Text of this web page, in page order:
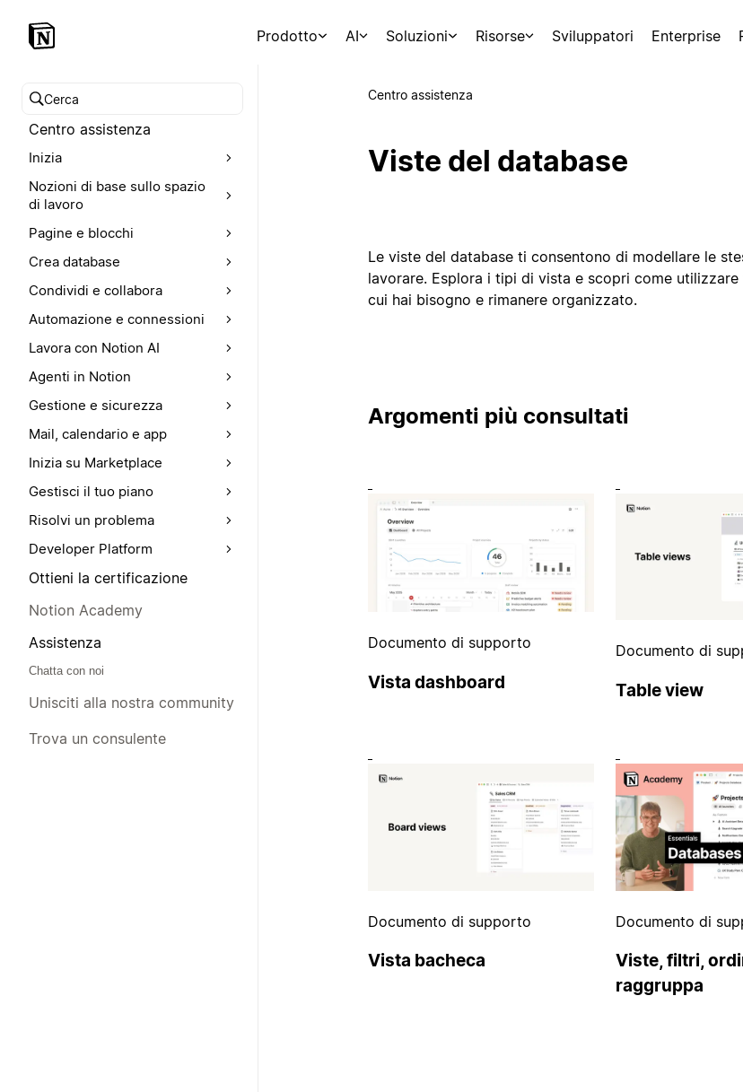
Prodotto AI Soluzioni Risorse Sviluppatori Enterprise
Cerca nel Centro assistenza
Centro assistenza
Inizia
Nozioni di base sullo spazio
di lavoro
Pagine e blocchi
Crea database
Condividi e collabora
Automazione e connessioni
Lavora con Notion AI
Agenti in Notion
Gestione e sicurezza
Mail, calendario e app
Inizia su Marketplace
Gestisci il tuo piano
Risolvi un problema
Developer Platform
Ottieni la certificazione
Notion Academy
Assistenza
Chatta con noi
Unisciti alla nostra community
Trova un consulente
Centro assistenza
Viste del database
Le viste del database ti consentono di modellare le
lavorare. Esplora i tipi di vista e scopri come
cui hai bisogno e rimanere organizzato.
Argomenti più consultati
Documento di supporto
Vista dashboard
Documento di
Table view
Documento di supporto
Vista bacheca
Documento di
Viste, filtri,
raggruppa